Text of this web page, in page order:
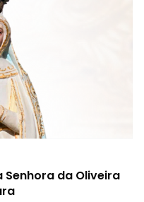
Senhora da Oliveira